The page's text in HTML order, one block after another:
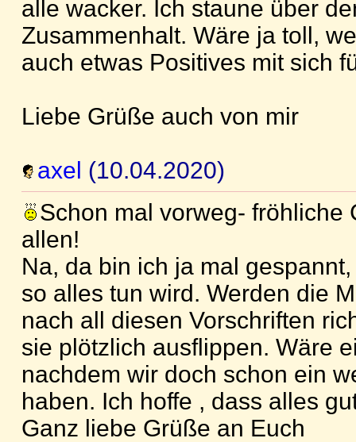
alle wacker. Ich staune über
Zusammenhalt. Wäre ja toll,
auch etwas Positives mit sich
Liebe Grüße auch von mir
axel (10.04.2020)
Schon mal vorweg- fröhliche
allen!
Na, da bin ich ja mal
so alles tun wird. Werden die
nach all diesen Vorschriften
sie plötzlich ausflippen. Wäre
nachdem wir doch schon ein
haben. Ich hoffe , dass alles
Ganz liebe Grüße an Euch